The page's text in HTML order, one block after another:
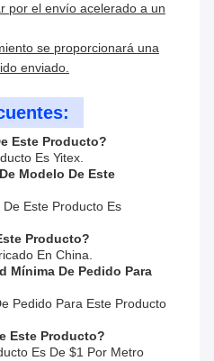
por el envío acelerado a un
se proporcionará una
enviado.
Este Producto?
Es Yitex.
Modelo De Este
Este Producto Es
Producto?
En China.
Mínima De Pedido Para
Pedido Para Este Producto
Este Producto?
Es De $1 Por Metro